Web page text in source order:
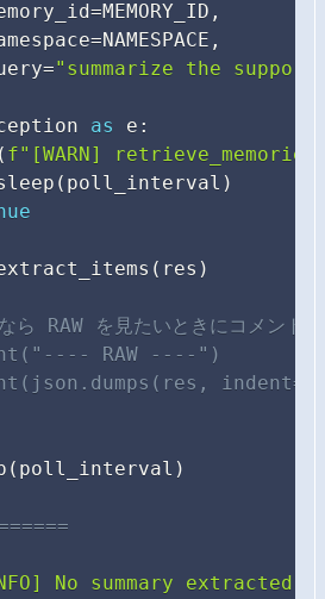
=MEMORY_ID ,
=NAMESPACE ,
="summarize the
as e :
( f"[WARN]
( poll_interval )
( res )
ら RAW を見たいときにコメント
RAW ----")
( poll_interval )
No summary extracted